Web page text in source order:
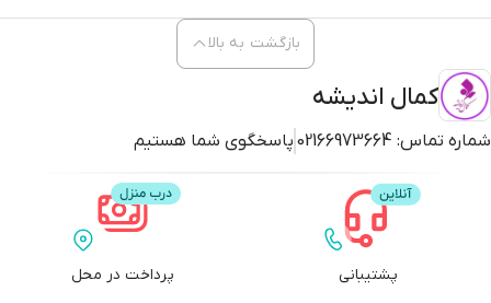
کمال اندیشه
شماره تماس: 02166973664 پاسخگوی شما هستیم
بازگشت به بالا
پشتیبانی پرداخت در محل